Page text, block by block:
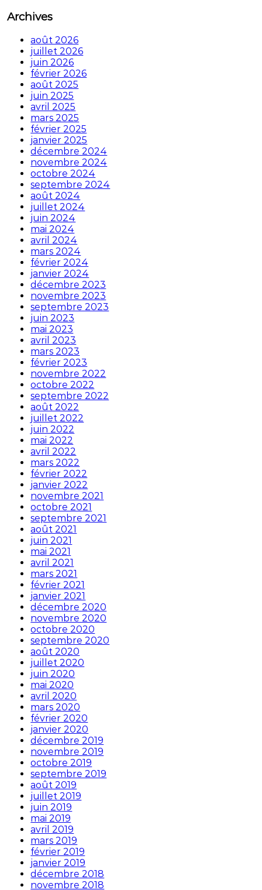
Archives
août 2026
juillet 2026
juin 2026
février 2026
août 2025
juin 2025
avril 2025
mars 2025
février 2025
janvier 2025
décembre 2024
novembre 2024
octobre 2024
septembre 2024
août 2024
juillet 2024
juin 2024
mai 2024
avril 2024
mars 2024
février 2024
janvier 2024
décembre 2023
novembre 2023
septembre 2023
juin 2023
mai 2023
avril 2023
mars 2023
février 2023
novembre 2022
octobre 2022
septembre 2022
août 2022
juillet 2022
juin 2022
mai 2022
avril 2022
mars 2022
février 2022
janvier 2022
novembre 2021
octobre 2021
septembre 2021
août 2021
juin 2021
mai 2021
avril 2021
mars 2021
février 2021
janvier 2021
décembre 2020
novembre 2020
octobre 2020
septembre 2020
août 2020
juillet 2020
juin 2020
mai 2020
avril 2020
mars 2020
février 2020
janvier 2020
décembre 2019
novembre 2019
octobre 2019
septembre 2019
août 2019
juillet 2019
juin 2019
mai 2019
avril 2019
mars 2019
février 2019
janvier 2019
décembre 2018
novembre 2018